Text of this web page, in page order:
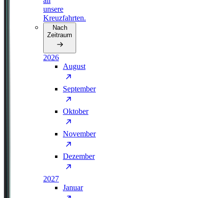
unsere
Kreuzfahrten.
Nach
Zeitraum
2026
August
September
Oktober
November
Dezember
2027
Januar